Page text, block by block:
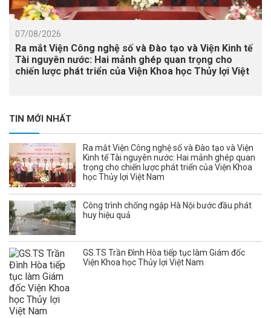
07/08/2026
Ra mắt Viện Công nghệ số và Đào tạo và Viện Kinh tế
Tài nguyên nước: Hai mảnh ghép quan trọng cho
chiến lược phát triển của Viện Khoa học Thủy lợi Việt
TIN MỚI NHẤT
Ra mắt Viện Công nghệ số và Đào tạo và Viện
Kinh tế Tài nguyên nước: Hai mảnh ghép quan
trọng cho chiến lược phát triển của Viện Khoa
học Thủy lợi Việt Nam
Công trình chống ngập Hà Nội bước đầu phát
huy hiệu quả
GS.TS Trần Đình Hòa tiếp tục làm Giám đốc
Viện Khoa học Thủy lợi Việt Nam